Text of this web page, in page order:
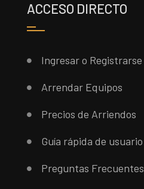
ACCESO DIRECTO
Ingresar o Registrarse
Arrendar Equipos
Precios de Arriendos
Guía rápida de usuario
Preguntas Frecuentes